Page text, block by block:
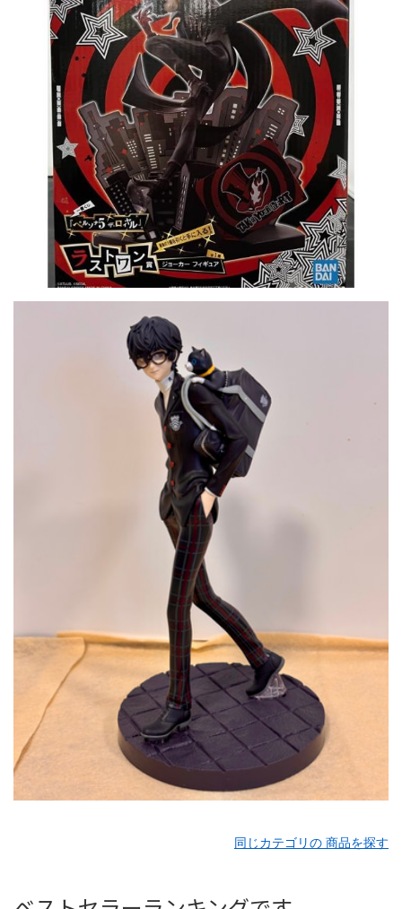
同じカテゴリの 商品を探す